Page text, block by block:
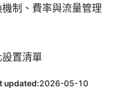
制、費率與流量管理
置清單
updated:2026-05-10